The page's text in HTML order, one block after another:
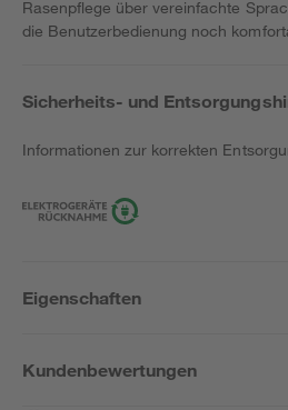
Rasenpflege über vereinfachte
die Benutzerbedienung noch
Sicherheits- und
Informationen zur korrekten
Eigenschaften
Kundenbewertungen